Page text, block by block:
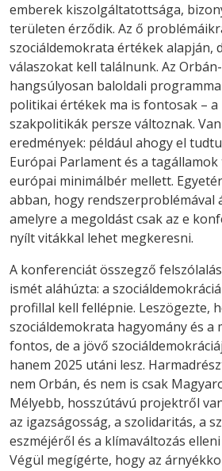
emberek kiszolgáltatottsága,
területen érződik. Az ő
szociáldemokrata értékek alapján,
válaszokat kell találnunk. Az
hangsúlyosan baloldali
politikai értékek ma is fontosak – a
szakpolitikák persze változnak.
eredmények: például ahogy el
Európai Parlament és a
európai minimálbér mellett.
abban, hogy rendszerproblémával
amelyre a megoldást csak az e
nyílt vitákkal lehet megkeresni.
A konferenciát összegző
ismét aláhúzta: a
profillal kell fellépnie. Leszögezte,
szociáldemokrata hagyomány és a
fontos, de a jövő
hanem 2025 utáni lesz.
nem Orbán, és nem is csak
Mélyebb, hosszútávú projektről
az igazságosság, a szolidaritás, a
eszméjéről és a klímaváltozás
Végül megígérte, hogy az